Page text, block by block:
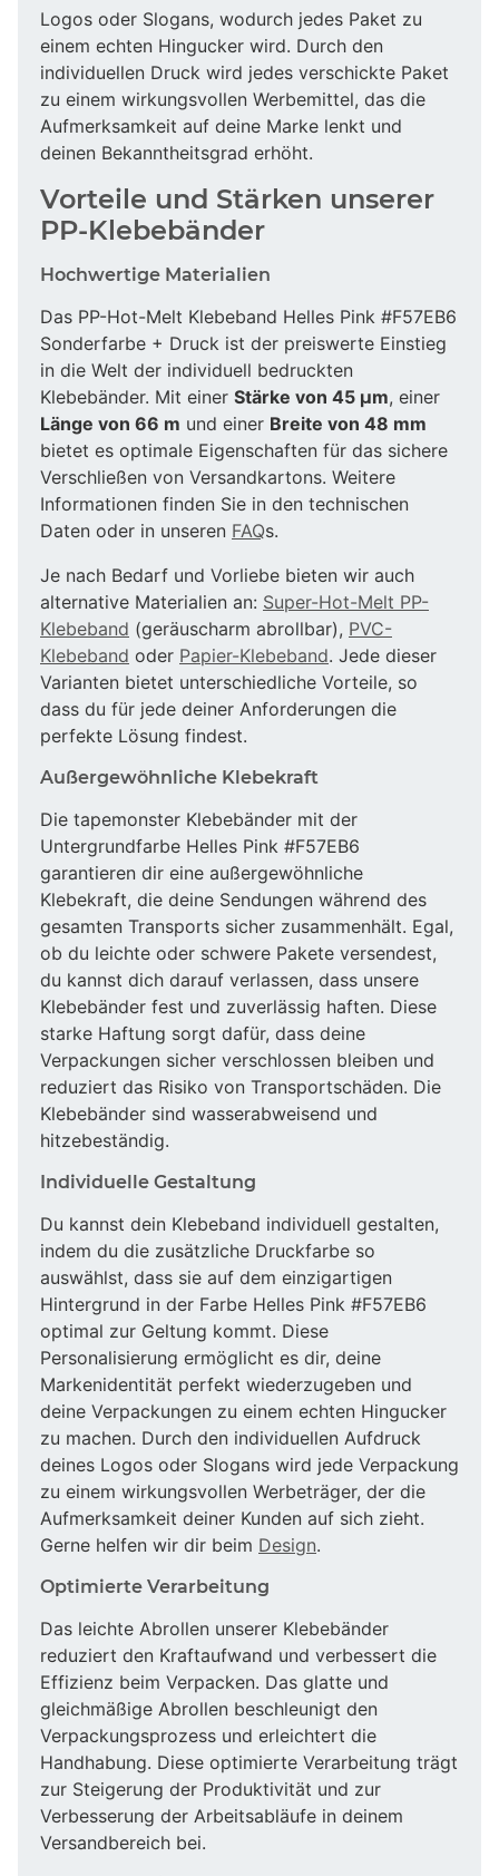
Logos oder Slogans, wodurch jedes Paket zu
einem echten Hingucker wird. Durch den
individuellen Druck wird jedes verschickte Paket
zu einem wirkungsvollen Werbemittel, das die
Aufmerksamkeit auf deine Marke lenkt und
deinen Bekanntheitsgrad erhöht.
Vorteile und Stärken unserer
PP-Klebebänder
Hochwertige Materialien
Das PP-Hot-Melt Klebeband Helles Pink #F57EB6
Sonderfarbe + Druck ist der preiswerte Einstieg
in die Welt der individuell bedruckten
Klebebänder. Mit einer Stärke von 45 µm, einer
Länge von 66 m und einer Breite von 48 mm
bietet es optimale Eigenschaften für das sichere
Verschließen von Versandkartons. Weitere
Informationen finden Sie in den technischen
Daten oder in unseren FAQs.
Je nach Bedarf und Vorliebe bieten wir auch
alternative Materialien an: Super-Hot-Melt PP-
Klebeband (geräuscharm abrollbar), PVC-
Klebeband oder Papier-Klebeband. Jede dieser
Varianten bietet unterschiedliche Vorteile, so
dass du für jede deiner Anforderungen die
perfekte Lösung findest.
Außergewöhnliche Klebekraft
Die tapemonster Klebebänder mit der
Untergrundfarbe Helles Pink #F57EB6
garantieren dir eine außergewöhnliche
Klebekraft, die deine Sendungen während des
gesamten Transports sicher zusammenhält. Egal,
ob du leichte oder schwere Pakete versendest,
du kannst dich darauf verlassen, dass unsere
Klebebänder fest und zuverlässig haften. Diese
starke Haftung sorgt dafür, dass deine
Verpackungen sicher verschlossen bleiben und
reduziert das Risiko von Transportschäden. Die
Klebebänder sind wasserabweisend und
hitzebeständig.
Individuelle Gestaltung
Du kannst dein Klebeband individuell gestalten,
indem du die zusätzliche Druckfarbe so
auswählst, dass sie auf dem einzigartigen
Hintergrund in der Farbe Helles Pink #F57EB6
optimal zur Geltung kommt. Diese
Personalisierung ermöglicht es dir, deine
Markenidentität perfekt wiederzugeben und
deine Verpackungen zu einem echten Hingucker
zu machen. Durch den individuellen Aufdruck
deines Logos oder Slogans wird jede Verpackung
zu einem wirkungsvollen Werbeträger, der die
Aufmerksamkeit deiner Kunden auf sich zieht.
Gerne helfen wir dir beim Design.
Optimierte Verarbeitung
Das leichte Abrollen unserer Klebebänder
reduziert den Kraftaufwand und verbessert die
Effizienz beim Verpacken. Das glatte und
gleichmäßige Abrollen beschleunigt den
Verpackungsprozess und erleichtert die
Handhabung. Diese optimierte Verarbeitung trägt
zur Steigerung der Produktivität und zur
Verbesserung der Arbeitsabläufe in deinem
Versandbereich bei.